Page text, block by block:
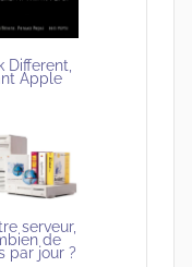
Different,
Apple
serveur,
de
par jour ?